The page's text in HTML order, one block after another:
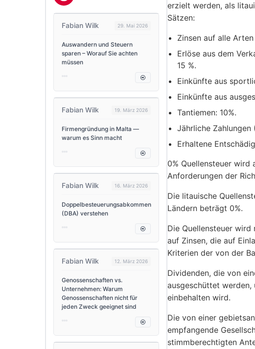
Fabian Wilk 29. Mai 2026
Auswandern und Steuern
sparen – Worauf Sie achten
müssen
Fabian Wilk 19. März 2026
Firmengründung in Malta —
warum es Sinn macht
Fabian Wilk 16. März 2026
Doppelbesteuerungsabkommen
(DBA) verstehen
Fabian Wilk 12. März 2026
Genossenschaften vs.
Unternehmen: Warum
Genossenschaften nicht für
jeden Zweck geeignet sind
erzielt werden, als
Sätzen:
Zinsen auf alle
Erlöse aus dem
15 %.
Einkünfte aus
Einkünfte aus
Tantiemen: 10%.
Jährliche Zahlungen
Erhaltene
0% Quellensteuer
Anforderungen der
Die litauische
Ländern beträgt 0%.
Die Quellensteuer
auf Zinsen, die auf
Kriterien der von der
Dividenden, die von
ausgeschüttet werden,
einbehalten wird.
Die von einer
empfangende
stimmberechtigten